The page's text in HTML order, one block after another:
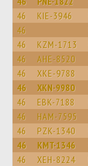
46 KIE-3946
46
46 KZM-1713
46 AHE-8520
46 XKE-9788
46 XKN-9980
46 EBK-7188
46 HAM-7595
46 PZK-1340
46 KMT-1346
46 XEH-8224